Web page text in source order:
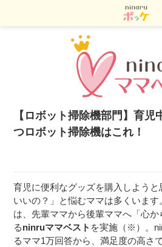
【ロボット掃除機部門】育児
つロボット掃除機はこれ！
育児に便利なグッズを購入しよう
いいの？」と悩むママは多くいます
は、先輩ママから後輩ママへ「心か
るninruママベスト を実施（※）。
るママ1万回答から、満足度の高さ